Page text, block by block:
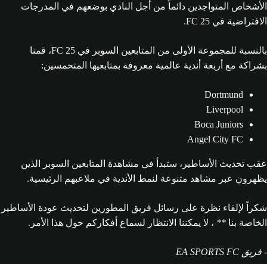
الأشخاص المتواجدين دائماً من أجل النادي بوضعهم في المدرجات
الافتراضية في FC 25.
بالنسبة للمجموعة الأولى من المتابعين السوبر في FC 25، قمنا
بشراكة مع أربعة أندية عالمية معروفة بمتابعيها المتحمسين:
Dortmund
Liverpool
Boca Juniors
Angel City FC
عقب تحديث الأساطير، ستبدأ في مشاهدة المتابعين السوبر الذين
يظهرون عبر مشاهد متنوعة لنمط الأندية في ملاعبهم الرئيسية.
شكراً لإلقاء نظرة على رسائل فريق المطورين لتحديث عودة الأساطير
الخاصة بنا ** ، لا يمكننا الانتظار لسماع أفكاركم حول هذا الأمر.
- فريق EA SPORTS FC